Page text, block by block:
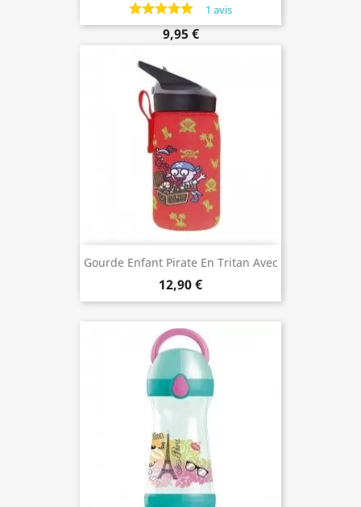
1 avis
9,95 €
Gourde Enfant Pirate En Tritan Avec
Housse, 0,45 Litre, Laken
12,90 €